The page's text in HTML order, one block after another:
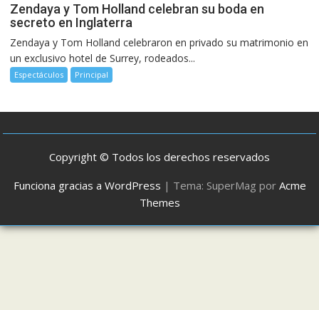
Zendaya y Tom Holland celebran su boda en
secreto en Inglaterra
Zendaya y Tom Holland celebraron en privado su matrimonio en
un exclusivo hotel de Surrey, rodeados...
Espectáculos Principal
Copyright © Todos los derechos reservados
Funciona gracias a WordPress | Tema: SuperMag por Acme
Themes